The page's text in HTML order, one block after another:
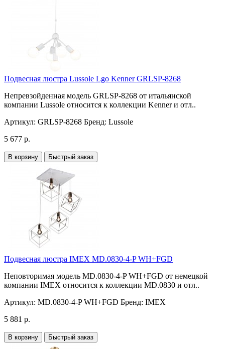
Подвесная люстра Lussole Lgo Kenner GRLSP-8268
Непревзойденная модель GRLSP-8268 от итальянской
компании Lussole относится к коллекции Kenner и отл..
Артикул: GRLSP-8268 Бренд: Lussole
5 677 р.
В корзину Быстрый заказ
Подвесная люстра IMEX MD.0830-4-P WH+FGD
Неповторимая модель MD.0830-4-P WH+FGD от немецкой
компании IMEX относится к коллекции MD.0830 и отл..
Артикул: MD.0830-4-P WH+FGD Бренд: IMEX
5 881 р.
В корзину Быстрый заказ